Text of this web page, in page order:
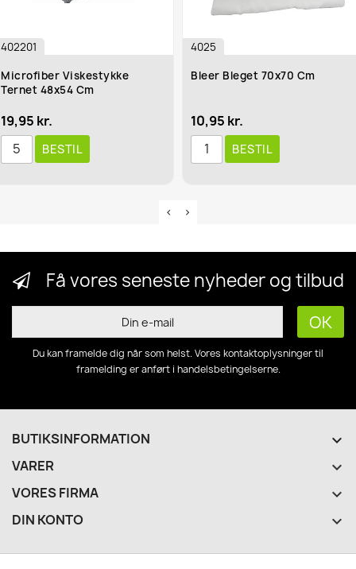
Viskestykke
48x54 Cm
kr.
BESTIL
4025
Bleer Bleget 70x70 Cm
10,95 kr.
BESTIL
Få vores seneste nyheder og tilbud
Du kan framelde dig når som helst. Vores kontaktoplysninger til
framelding er anført i handelsbetingelserne.
BUTIKSINFORMATION keyboard_arrow_down
VARER 
VORES FIRMA 
DIN KONTO 